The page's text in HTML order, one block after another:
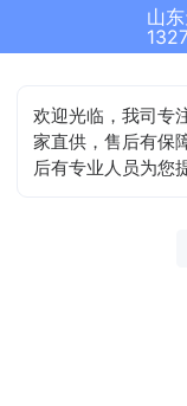
欢迎光临，我司专
家直供，售后有保
后有专业人员为您